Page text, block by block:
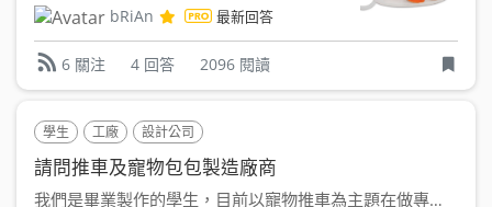
bRiAn 最新回答
6 關注 4 回答 2096 閱讀
學生 工廠 設計公司
請問推車及寵物包包製造廠商
我們是畢業製作的學生，目前以寵物推車為主題在做專題，想請問在...